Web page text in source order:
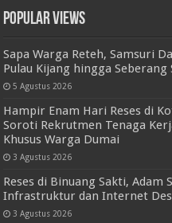
Popular Views
Sapa Warga Reteh, Samsuri
Pulau Kijang hingga Seberang
5 Agustus 2026
Hampir Enam Hari Reses di
Soroti Rekrutmen Tenaga
Khusus Warga Dumai
3 Agustus 2026
Reses di Binuang Sakti, Adam
Infrastruktur dan Internet
3 Agustus 2026